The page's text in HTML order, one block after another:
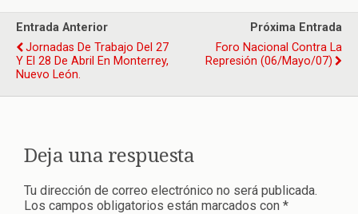
Entrada Anterior
Jornadas De Trabajo Del 27
Y El 28 De Abril En Monterrey,
Nuevo León.
Próxima Entrada
Foro Nacional Contra La
Represión (06/mayo/07)
Deja una respuesta
Tu dirección de correo electrónico no será publicada.
Los campos obligatorios están marcados con *